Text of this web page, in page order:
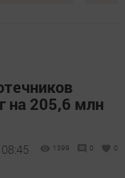
на 205,6 млн
1399 0 0